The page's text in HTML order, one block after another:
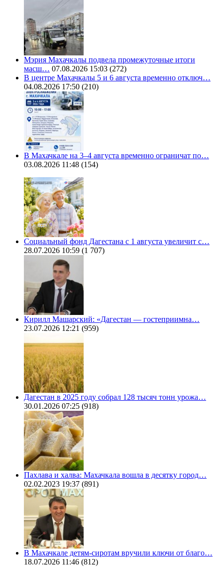
Мэрия Махачкалы подвела промежуточные итоги
масш… 07.08.2026 15:03 (272)
В центре Махачкалы 5 и 6 августа временно отключ…
04.08.2026 17:50 (210)
В Махачкале на 3–4 августа временно ограничат по…
03.08.2026 11:48 (154)
Социальный фонд Дагестана с 1 августа увеличит с…
28.07.2026 10:59 (1 707)
Кирилл Машарский: «Дагестан — гостеприимна…
23.07.2026 12:21 (959)
Дагестан в 2025 году собрал 128 тысяч тонн урожа…
30.01.2026 07:25 (918)
Пахлава и халва: Махачкала вошла в десятку город…
02.02.2023 19:37 (891)
В Махачкале детям-сиротам вручили ключи от благо…
18.07.2026 11:46 (812)